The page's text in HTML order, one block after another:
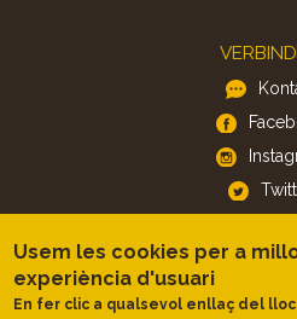
APP
iOS
Usem les cookies per a
experiència d'usuari
En fer clic a qualsevol enllaç del